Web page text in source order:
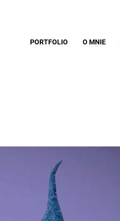
PORTFOLIO O MNIE